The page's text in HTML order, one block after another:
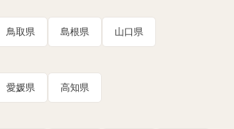
鳥取県 島根県 山口県
愛媛県 高知県